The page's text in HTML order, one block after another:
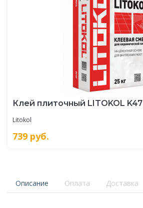
Клей плиточный LITOKOL K47
Litokol
739 руб.
Описание Оплата Доставка